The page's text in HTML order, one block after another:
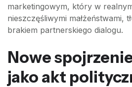
marketingowym, który w
nieszczęśliwymi małżeństwami,
brakiem partnerskiego dialogu.
Nowe
jako akt